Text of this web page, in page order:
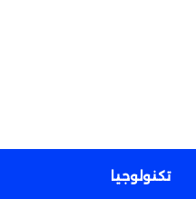
تكنولوجيا